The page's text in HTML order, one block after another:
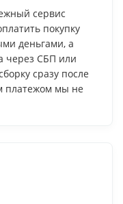
сервис
покупку
деньгами, а
через СБП или
сразу после
платежом мы не